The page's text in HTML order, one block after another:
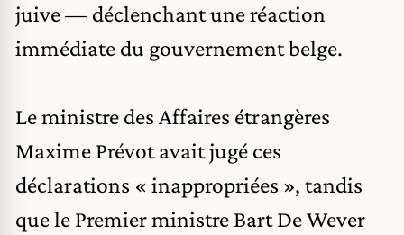
juive — déclenchant une réaction
immédiate du gouvernement belge.
Le ministre des Affaires étrangères
Maxime Prévot avait jugé ces
déclarations « inappropriées », tandis
que le Premier ministre Bart De Wever